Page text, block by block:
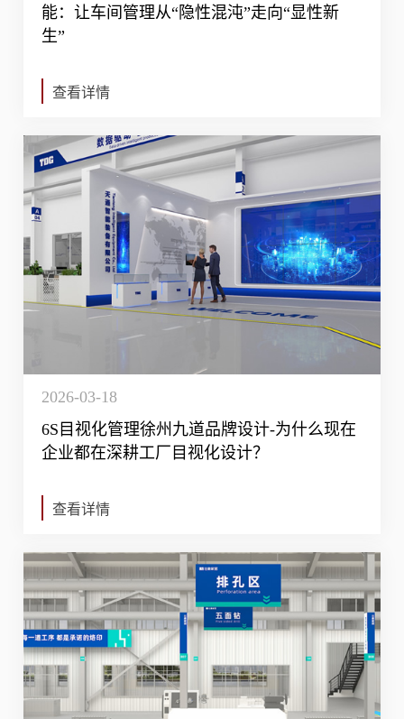
能：让车间管理从“隐性混沌”走向“显性新
生”
查看详情
2026-03-18
6S目视化管理徐州九道品牌设计-为什么现在
企业都在深耕工厂目视化设计？
查看详情